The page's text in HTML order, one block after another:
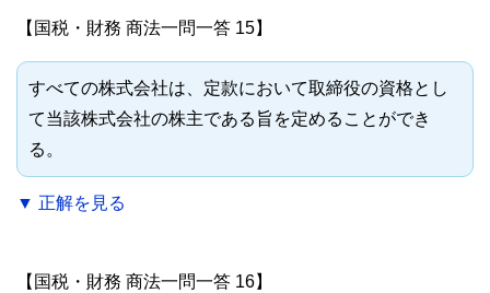
【国税・財務 商法一問一答 15】
すべての株式会社は、定款において取締役の資格とし
て当該株式会社の株主である旨を定めることができ
る。
▼ 正解を見る
【国税・財務 商法一問一答 16】